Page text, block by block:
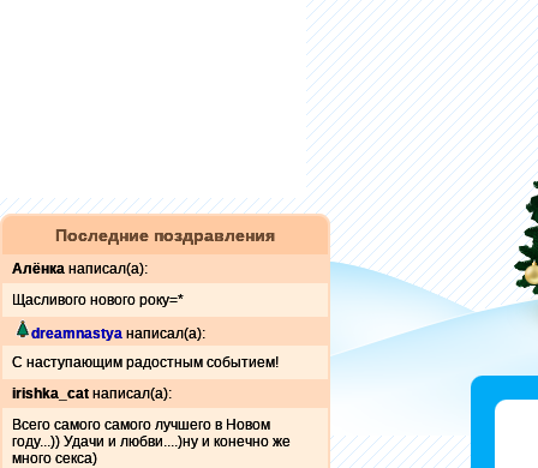
Последние поздравления
Алёнка написал(а):
Щасливого нового року=*
dreamnastya написал(а):
C наступающим радостным событием!
irishka_cat написал(а):
Всего самого самого лучшего в Новом
году...)) Удачи и любви....)ну и конечно же
много секса)